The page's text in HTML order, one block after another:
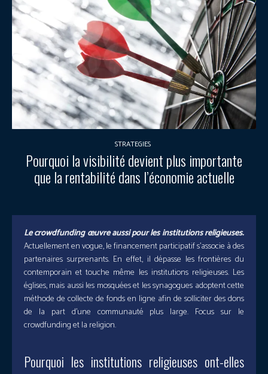
STRATEGIES
Pourquoi la visibilité devient plus importante
que la rentabilité dans l’économie actuelle
Le crowdfunding œuvre aussi pour les institutions religieuses.
Actuellement en vogue, le financement participatif s’associe à des
partenaires surprenants. En effet, il dépasse les frontières du
contemporain et touche même les institutions religieuses. Les
églises, mais aussi les mosquées et les synagogues adoptent cette
méthode de collecte de fonds en ligne afin de solliciter des dons
de la part d’une communauté plus large. Focus sur le
crowdfunding et la religion.
Pourquoi les institutions religieuses ont-elles